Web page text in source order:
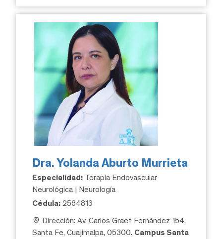
Dra. Yolanda Aburto Murrieta
Especialidad: Terapia Endovascular
Neurológica | Neurología
Cédula: 2564813
Dirección: Av. Carlos Graef Fernández 154,
Santa Fe, Cuajimalpa, 05300. Campus Santa